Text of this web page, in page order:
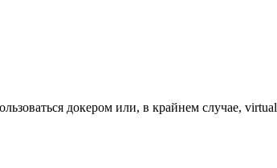
докером или, в крайнем случае,